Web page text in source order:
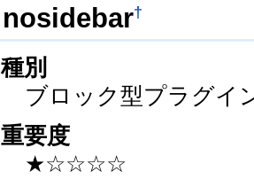
nosidebar†
種別
ブロック型プラグイ
重要度
★☆☆☆☆